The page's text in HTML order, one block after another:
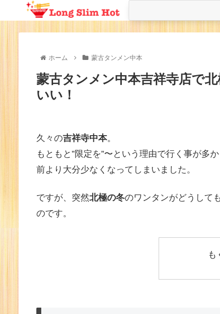
ホーム 蒙古タンメン中本
蒙古タンメン中本吉祥寺店で
いい！
久々の吉祥寺中本。
もともと”限定を”〜という理由で行く事が多
前より大分少なくなってしまいました。
ですが、突然北極の冬のワンタンがどうして
のです。
も